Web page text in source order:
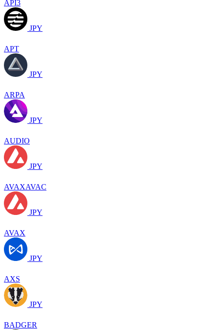
API3
JPY
APT
JPY
ARPA
JPY
AUDIO
JPY
AVAXAVAC
JPY
AVAX
JPY
AXS
JPY
BADGER